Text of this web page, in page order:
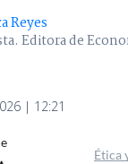
Reyes
Editora de
| 12:21
Ética